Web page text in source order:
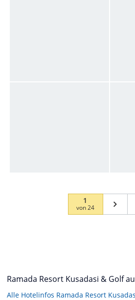
1
von24
Ramada Resort Kusadasi & Golf
Alle Hotelinfos Ramada Resort